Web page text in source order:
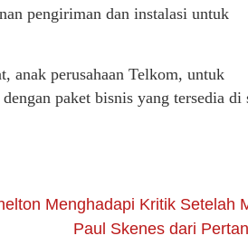
pengiriman dan instalasi untuk
anak perusahaan Telkom, untuk
paket bisnis yang tersedia di
Menghadapi Kritik Setelah
Paul Skenes dari